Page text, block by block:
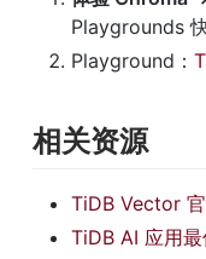
Playgrounds
Playground：
相关资源
TiDB Vector
TiDB AI 应用